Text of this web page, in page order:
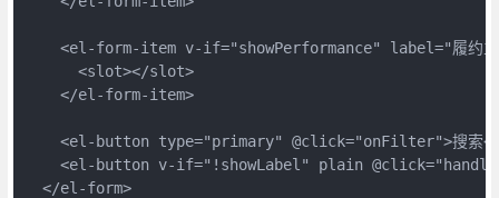
<el-form-item v-if="showPerformance" label="履约
      <slot></slot>
    </el-form-item>
<el-button type="primary" @click="onFilter">搜索
<el-button v-if="!showLabel" plain
  </el-form>